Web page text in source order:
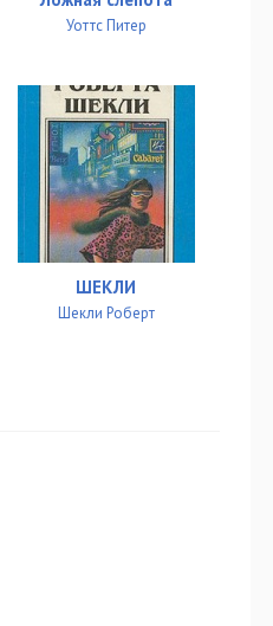
Уоттс Питер
ШЕКЛИ
Шекли Роберт